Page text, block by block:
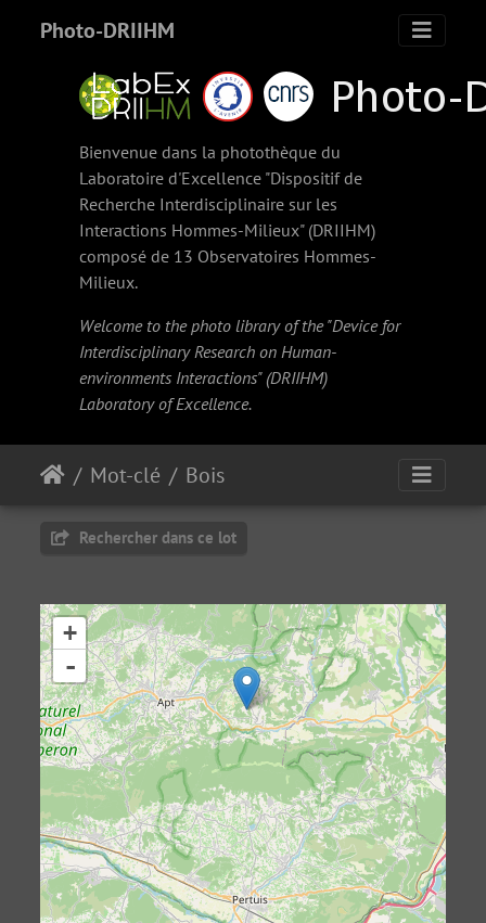
Photo-DRIIHM
Bienvenue dans la photothèque du
Laboratoire d'Excellence "Dispositif de
Recherche Interdisciplinaire sur les
Interactions Hommes-Milieux" (DRIIHM)
composé de 13 Observatoires Hommes-
Milieux.
Welcome to the photo library of the "Device for
Interdisciplinary Research on Human-
environments Interactions" (DRIIHM)
Laboratory of Excellence.
Mot-clé Bois
Rechercher dans ce lot
+
-